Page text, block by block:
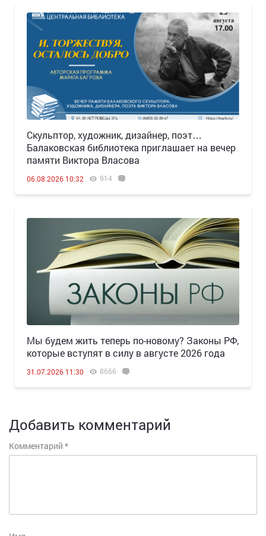
Скульптор, художник, дизайнер, поэт…
Балаковская библиотека приглашает на вечер
памяти Виктора Власова
06.08.2026 10:32 914
Мы будем жить теперь по-новому? Законы РФ,
которые вступят в силу в августе 2026 года
31.07.2026 11:30 8666
Добавить комментарий
Комментарий *